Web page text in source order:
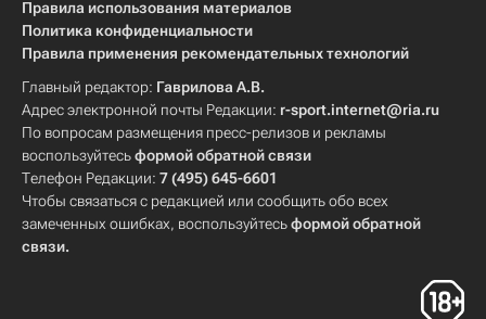
Правила использования материалов
Политика конфиденциальности
Правила применения рекомендательных технологий
Главный редактор: Гаврилова А.В.
Адрес электронной почты Редакции: r-sport.internet@ria.ru
По вопросам размещения пресс-релизов и рекламы
воспользуйтесьформой обратной связи
Телефон Редакции: 7 (495) 645-6601
Чтобы связаться с редакцией или сообщить обо всех
замеченных ошибках, воспользуйтесьформой обратной
связи.